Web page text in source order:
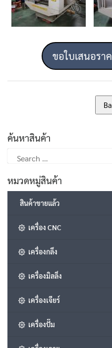
ขอใบเสนอรา
ค้นหาสินค้า
for:
หมวดหมู่สินค้า
สินค้าขายแล้ว
เครื่อง CNC
เครื่องกลึง
เครื่องมิลลิ่ง
เครื่องเจียร์
เครื่องปั๊ม